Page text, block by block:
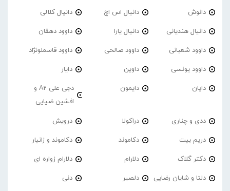
دانوش دانیال اس اچ دانیال کلالی
دانیال هندیانی دانیال یارا داوود دهقان
داوود شعبانی داوود صالحی داوود قاسملونژاد
داوود یونسی داوین دایار
دایان دایمون
دجی علی A2 و
افشین ضیایی
ددی و چناری دراکولا درویش
دریم بیت دکاموند دکاموند و زانیار
دکتر گلاک دلارام دلارام زواره ای
دلتا و شایان رضایی دلصیر دنی